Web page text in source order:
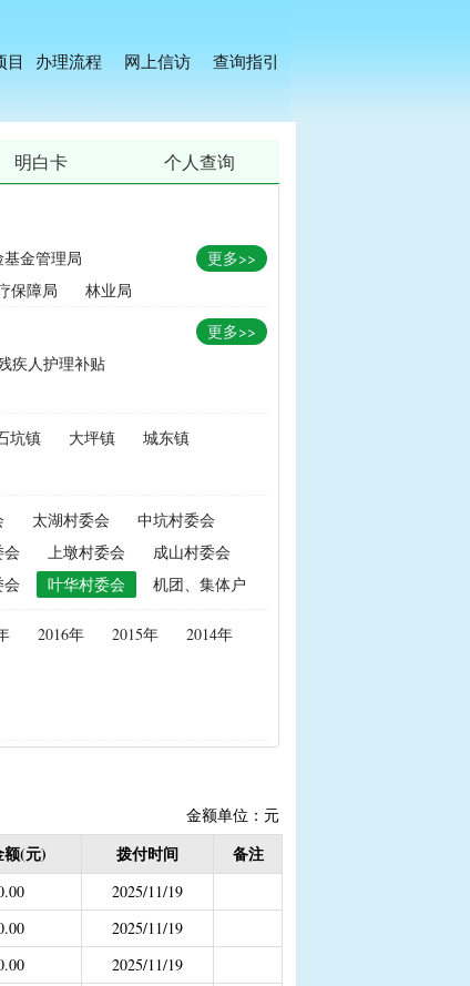
目 办理流程 网上信访 查询指引
明白卡 个人查询
金管理局
保障局 林业局
更多>>
疾人护理补贴
畜牧品种改良经费
理补助
性能繁母猪保险费补贴
耕地地力保护补贴
年按季度公开））
校学生免学费补助
民政局）
更多>>
坑镇 大坪镇
城东镇
太湖村委会
中坑村委会
会 上墩村委会
成山村委会
会 叶华村委会 机团、集体户
2016年 2015年
2014年
金额单位：元
(元) 拨付时间 备注
2025/11/19
2025/11/19
2025/11/19